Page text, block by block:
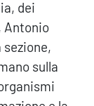
dei
Antonio
sulla